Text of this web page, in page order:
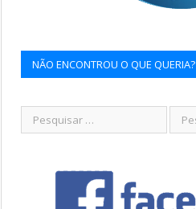
NÃO ENCONTROU O QUE QUERIA?